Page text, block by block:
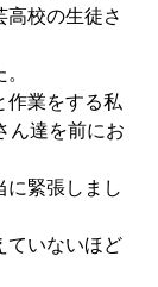
高校の生徒さ
。
作業をする私
ん達を前にお
に緊張しまし
ていないほど